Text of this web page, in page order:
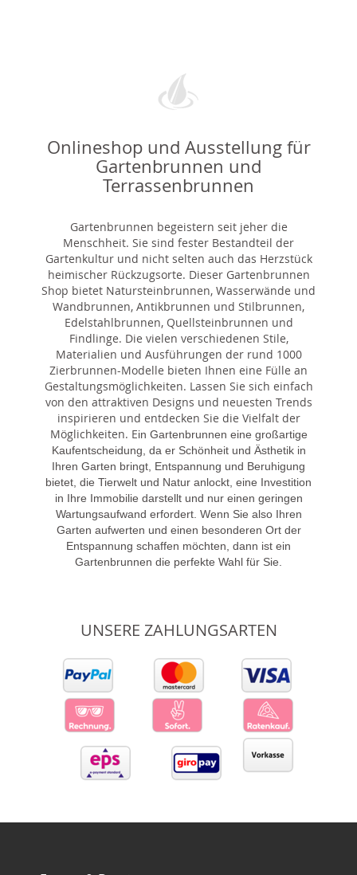
Onlineshop und Ausstellung für
Gartenbrunnen und
Terrassenbrunnen
Gartenbrunnen begeistern seit jeher die
Menschheit. Sie sind fester Bestandteil der
Gartenkultur und nicht selten auch das Herzstück
heimischer Rückzugsorte. Dieser Gartenbrunnen
Shop bietet Natursteinbrunnen, Wasserwände und
Wandbrunnen, Antikbrunnen und Stilbrunnen,
Edelstahlbrunnen, Quellsteinbrunnen und
Findlinge. Die vielen verschiedenen Stile,
Materialien und Ausführungen der rund 1000
Zierbrunnen-Modelle bieten Ihnen eine Fülle an
Gestaltungsmöglichkeiten. Lassen Sie sich einfach
von den attraktiven Designs und neuesten Trends
inspirieren und entdecken Sie die Vielfalt der
Möglichkeiten. Ein Gartenbrunnen eine großartige
Kaufentscheidung, da er Schönheit und Ästhetik in
Ihren Garten bringt, Entspannung und Beruhigung
bietet, die Tierwelt und Natur anlockt, eine Investition
in Ihre Immobilie darstellt und nur einen geringen
Wartungsaufwand erfordert. Wenn Sie also Ihren
Garten aufwerten und einen besonderen Ort der
Entspannung schaffen möchten, dann ist ein
Gartenbrunnen die perfekte Wahl für Sie.
UNSERE ZAHLUNGSARTEN